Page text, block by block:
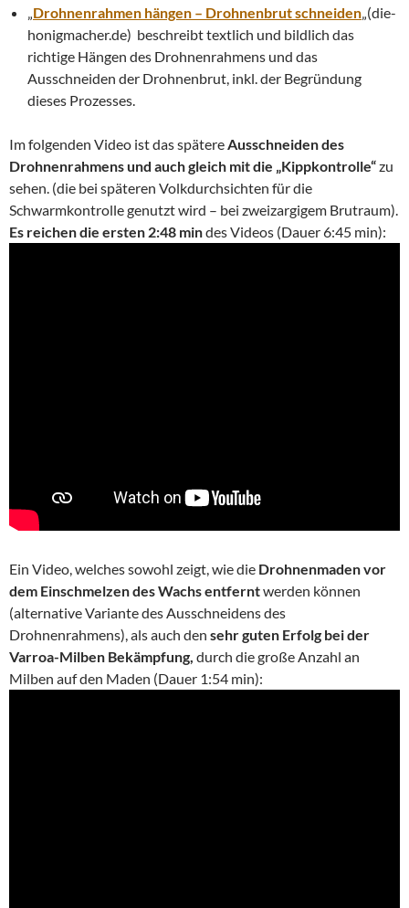
Drohnenrahmen hängen – Drohnenbrut schneiden „(die-
honigmacher.de) beschreibt textlich und bildlich das
richtige Hängen des Drohnenrahmens und das
Ausschneiden der Drohnenbrut, inkl. der Begründung
dieses Prozesses.
Im folgenden Video ist das spätere Ausschneiden des
Drohnenrahmens und auch gleich mit die „Kippkontrolle“zu
sehen. (die bei späteren Volkdurchsichten für die
Schwarmkontrolle genutzt wird – bei zweizargigem Brutraum).
Es reichen die ersten 2:48 mindes Videos (Dauer 6:45 min):
Ein Video, welches sowohl zeigt, wie die Drohnenmaden vor
dem Einschmelzen des Wachs entferntwerden können
(alternative Variante des Ausschneidens des
Drohnenrahmens), als auch den sehr guten Erfolg bei der
Varroa-Milben Bekämpfung, durch die große Anzahl an
Milben auf den Maden (Dauer 1:54 min):